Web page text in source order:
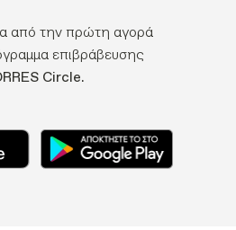
από την πρώτη αγορά
επιβράβευσης
Circle.